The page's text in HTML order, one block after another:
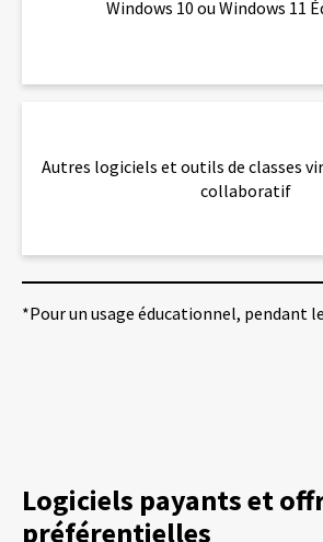
votre compte étudiant
Accéder aux logiciels visés et les
Windows 10 ou Windows 11
Autres logiciels et outils de classes
collaboratif
*Pour un usage éducationnel, pendant
Logiciels payants et
préférentielles